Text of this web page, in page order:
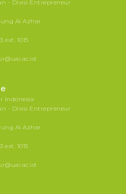
- Divisi Entrepreneur
Al Azhar
ext. 1015
Indonesia
- Divisi Entrepreneur
Al Azhar
ext. 1015